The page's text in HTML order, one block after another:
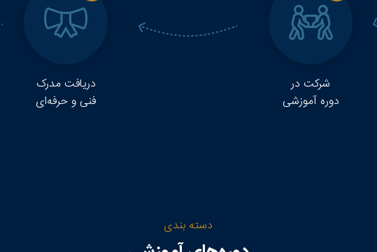
شرکت در
دوره آموزشی
دریافت مدرک
فنی و حرفه‌ای
دسته بندی